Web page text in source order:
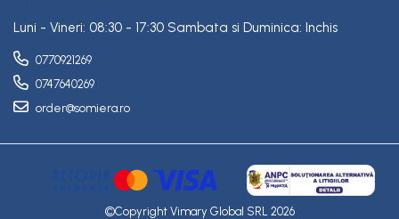
Luni - Vineri: 08:30 - 17:30 Sambata si Duminica: Inchis
0770921269
0747640269
order@somiera.ro
©Copyright Vimary Global SRL 2026